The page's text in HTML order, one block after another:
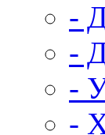
-
-
-
-